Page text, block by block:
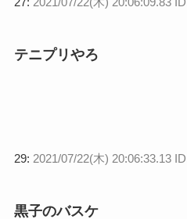
テニプリやろ
29: 2021/07/22(木) 20:06:33.13
黒子のバスケ